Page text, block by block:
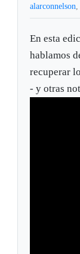
alarconnelson
En esta
hablamos
recuperar
- y otras